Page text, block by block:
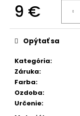
9 €
cena:
Kategória:
Záruka:
Farba:
Ozdoba:
Určenie:
Opýtať sa
m